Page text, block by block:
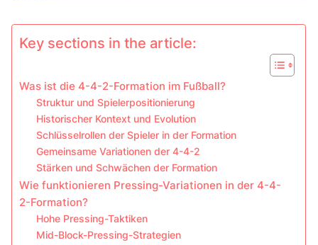
Key sections in the article:
Was ist die 4-4-2-Formation im Fußball?
Struktur und Spielerpositionierung
Historischer Kontext und Evolution
Schlüsselrollen der Spieler in der Formation
Gemeinsame Variationen der 4-4-2
Stärken und Schwächen der Formation
Wie funktionieren Pressing-Variationen in der 4-4-
2-Formation?
Hohe Pressing-Taktiken
Mid-Block-Pressing-Strategien